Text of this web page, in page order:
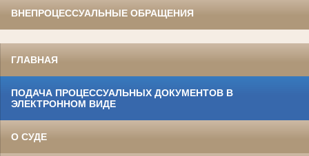
ВНЕПРОЦЕССУАЛЬНЫЕ ОБРАЩЕНИЯ
ГЛАВНАЯ
ПОДАЧА ПРОЦЕССУАЛЬНЫХ ДОКУМЕНТОВ В
ЭЛЕКТРОННОМ ВИДЕ
О СУДЕ